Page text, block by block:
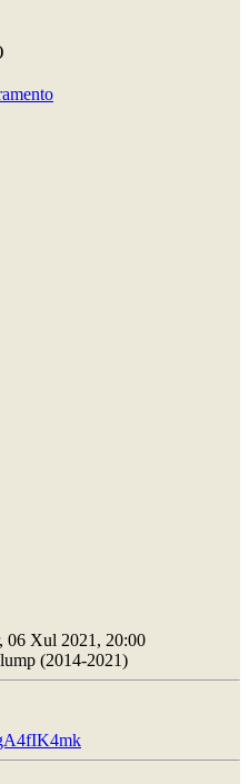
06 Xul 2021, 20:00
(2014-2021)